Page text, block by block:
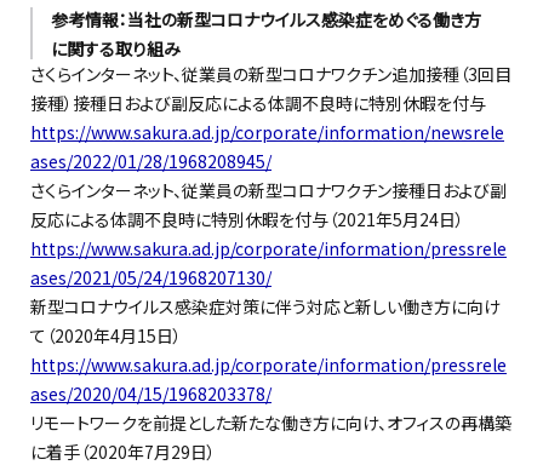
参考情報：当社の新型コロナウイルス感染症をめぐる働き方
に関する取り組み
さくらインターネット、従業員の新型コロナワクチン追加接種（3回目
接種）接種日および副反応による体調不良時に特別休暇を付与
https://www.sakura.ad.jp/corporate/information/newsrele
ases/2022/01/28/1968208945/
さくらインターネット、従業員の新型コロナワクチン接種日および副
反応による体調不良時に特別休暇を付与（2021年5月24日）
https://www.sakura.ad.jp/corporate/information/pressrele
ases/2021/05/24/1968207130/
新型コロナウイルス感染症対策に伴う対応と新しい働き方に向け
て（2020年4月15日）
https://www.sakura.ad.jp/corporate/information/pressrele
ases/2020/04/15/1968203378/
リモートワークを前提とした新たな働き方に向け、オフィスの再構築
に着手（2020年7月29日）